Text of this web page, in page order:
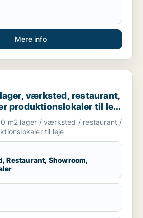
Mere info
værksted, restaurant, showroom eller
værksted, restaurant,
produktionslokaler til leje
Vesterbro eller
m.fl.
m2 lager / værksted / restaurant /
til leje
Restaurant, Showroom,